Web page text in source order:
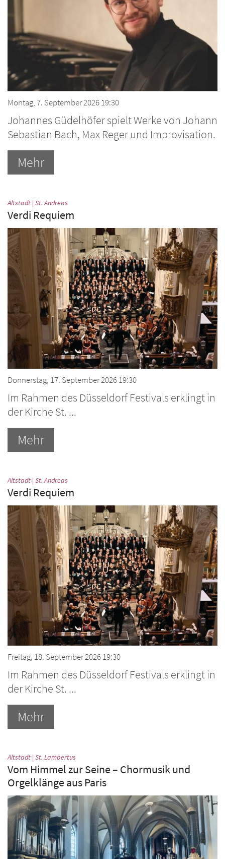
Montag, 7. September 2026 19:30
Johannes Güdelhöfer spielt Werke von Johann
Sebastian Bach, Max Reger und Improvisation.
Mehr
Altstadt | St. Andreas
Verdi Requiem
Donnerstag, 17. September 2026 19:30
Im Rahmen des Düsseldorf Festivals erklingt in
der Kirche St. ...
Mehr
Altstadt | St. Andreas
Verdi Requiem
Freitag, 18. September 2026 19:30
Im Rahmen des Düsseldorf Festivals erklingt in
der Kirche St. ...
Mehr
Altstadt | St. Lambertus
Vom Himmel zur Seine – Chormusik und
Orgelklänge aus Paris